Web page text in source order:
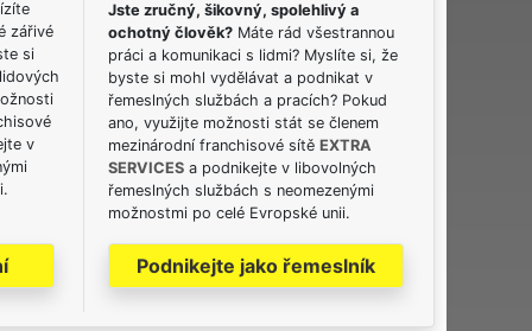
zářivé
si
v
Jste zručný, šikovný, spolehlivý a
ochotný člověk? Máte rád všestrannou
práci a komunikaci s lidmi? Myslíte si, že
byste si mohl vydělávat a podnikat v
řemeslných službách a pracích? Pokud
ano, využijte možnosti stát se členem
mezinárodní franchisové sítě EXTRA
SERVICES a podnikejte v libovolných
řemeslných službách s neomezenými
možnostmi po celé Evropské unii.
Podnikejte jako řemeslník